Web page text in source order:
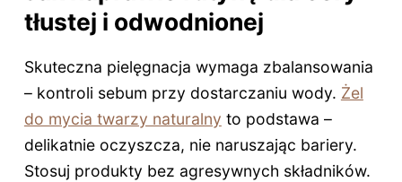
tłustej i odwodnionej
Skuteczna pielęgnacja wymaga zbalansowania
– kontroli sebum przy dostarczaniu wody. Żel
do mycia twarzy naturalny to podstawa –
delikatnie oczyszcza, nie naruszając bariery.
Stosuj produkty bez agresywnych składników.